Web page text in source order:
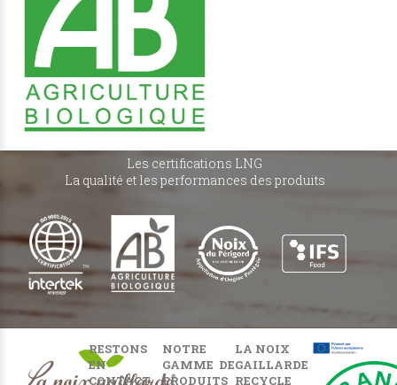
Les certifications LNG
La qualité et les performances des produits
RESTONS
EN
CONTACT
NOTRE
GAMME DE
PRODUITS
LA NOIX
GAILLARDE
RECYCLE